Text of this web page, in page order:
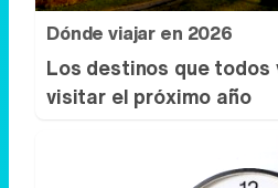
Dónde viajar en 2026
Los destinos que todos
visitar el próximo año